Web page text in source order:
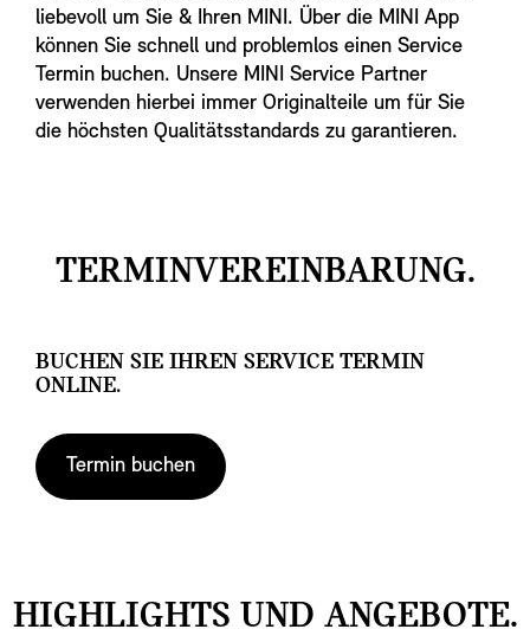
liebevoll um Sie & Ihren MINI. Über die MINI App
können Sie schnell und problemlos einen Service
Termin buchen. Unsere MINI Service Partner
verwenden hierbei immer Originalteile um für Sie
die höchsten Qualitätsstandards zu garantieren.
TERMINVEREINBARUNG.
BUCHEN SIE IHREN SERVICE TERMIN
ONLINE.
Termin buchen
HIGHLIGHTS UND ANGEBOTE.